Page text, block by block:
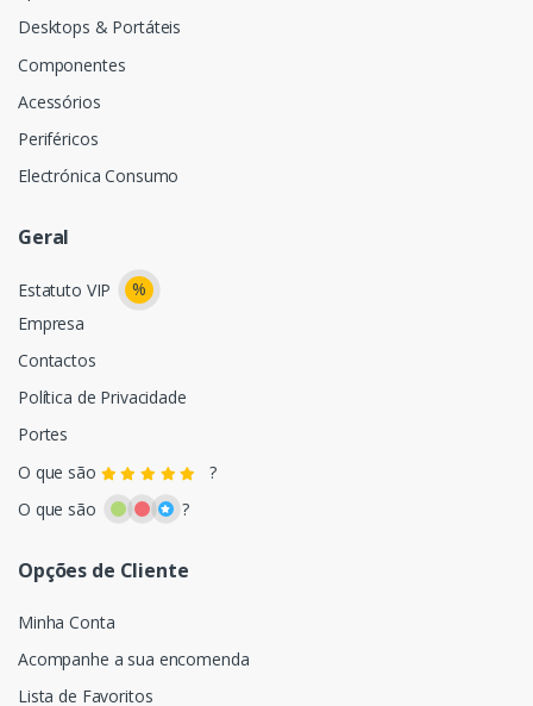
Desktops & Portáteis
Componentes
Acessórios
Periféricos
Electrónica Consumo
Geral
Estatuto VIP
%
Empresa
Contactos
Política de Privacidade
Portes
O que são
?
O que são
?
Opções de Cliente
Minha Conta
Acompanhe a sua encomenda
Lista de Favoritos